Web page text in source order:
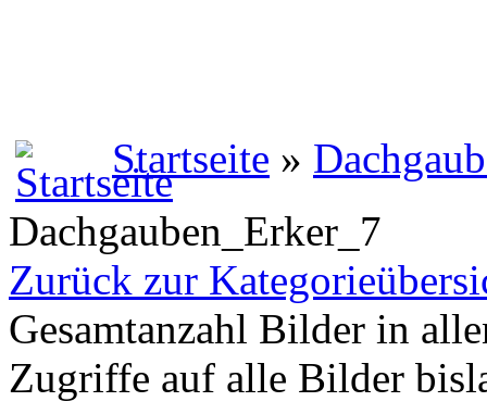
Startseite »
Dachgauben_Erker_7
Zurück zur
Gesamtanzahl Bilder in
Zugriffe auf alle Bilder